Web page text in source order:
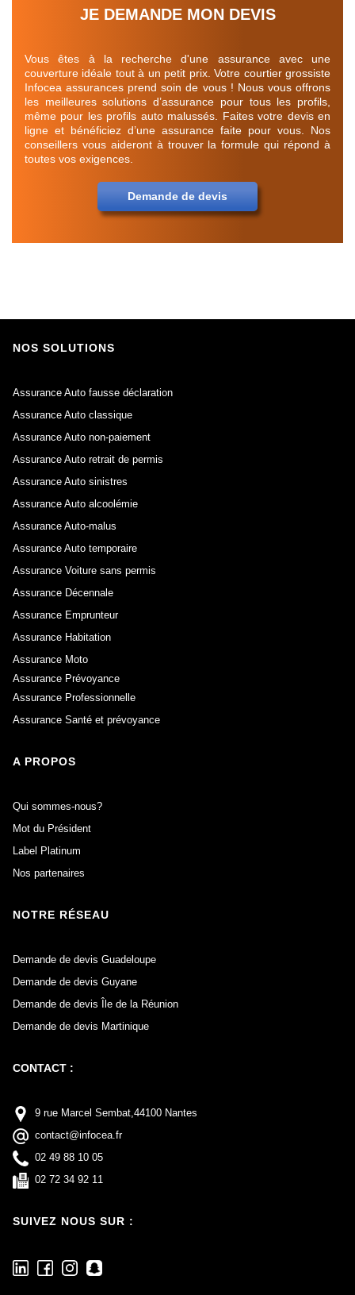
JE DEMANDE MON DEVIS
Vous êtes à la recherche d'une assurance avec une
couverture idéale tout à un petit prix. Votre courtier grossiste
Infocea assurances prend soin de vous ! Nous vous offrons
les meilleures solutions d’assurance pour tous les profils,
même pour les profils auto malussés. Faites votre devis en
ligne et bénéficiez d’une assurance faite pour vous. Nos
conseillers vous aideront à trouver la formule qui répond à
toutes vos exigences.
Demande de devis
NOS SOLUTIONS
Assurance Auto fausse déclaration
Assurance Auto classique
Assurance Auto non-paiement
Assurance Auto retrait de permis
Assurance Auto sinistres
Assurance Auto alcoolémie
Assurance Auto-malus
Assurance Auto temporaire
Assurance Voiture sans permis
Assurance Décennale
Assurance Emprunteur
Assurance Habitation
Assurance Moto
Assurance Prévoyance
Assurance Professionnelle
Assurance Santé et prévoyance
A PROPOS
Qui sommes-nous?
Mot du Président
Label Platinum
Nos partenaires
NOTRE RÉSEAU
Demande de devis Guadeloupe
Demande de devis Guyane
Demande de devis Île de la Réunion
Demande de devis Martinique
CONTACT :
9 rue Marcel Sembat,44100 Nantes
contact@infocea.fr
02 49 88 10 05
02 72 34 92 11
SUIVEZ NOUS SUR :